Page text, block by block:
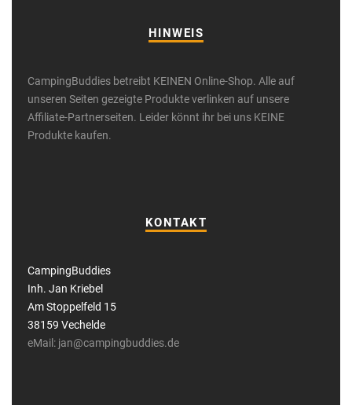
HINWEIS
CampingBuddies betreibt KEINEN Online-Shop. Alle auf
unseren Seiten gezeigte Produkte verlinken auf unsere
Affiliate-Partnerseiten. Leider könnt ihr bei uns KEINE
Produkte kaufen.
KONTAKT
CampingBuddies
Inh. Jan Kriebel
Am Stoppelfeld 15
38159 Vechelde
eMail: jan@campingbuddies.de